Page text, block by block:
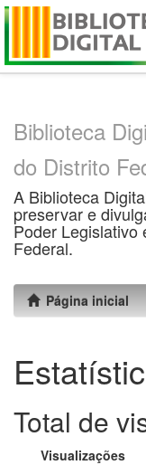
Skip
Biblioteca
do Distrito
A Biblioteca
preservar e
Poder Legislativo
Federal.
Página inicial
Total de
Visualizações